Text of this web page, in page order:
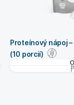
Proteínový nápoj
(10 porcií)